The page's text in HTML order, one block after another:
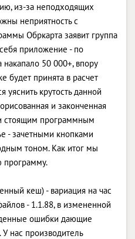
из-за неподходящих
неприятность с
Обркарта заявит группа
приложение - по
50 000+, впору
будет принята в расчет
крутость данной
и законченная
стоящим программным
- зачетными кнопками
тоном. Как итог мы
программу.
кеш) - вариация на час
- 1.1.88, в измененной
ошибки дающие
У нас производитель